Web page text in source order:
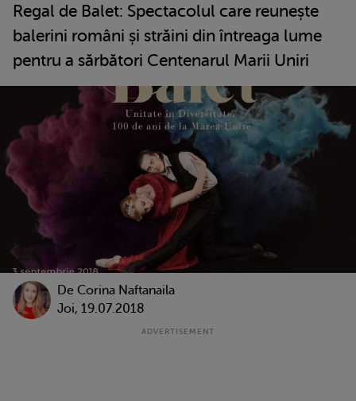
Regal de Balet: Spectacolul care reunește
balerini români și străini din întreaga lume
pentru a sărbători Centenarul Marii Uniri
De Corina Naftanaila
Joi, 19.07.2018